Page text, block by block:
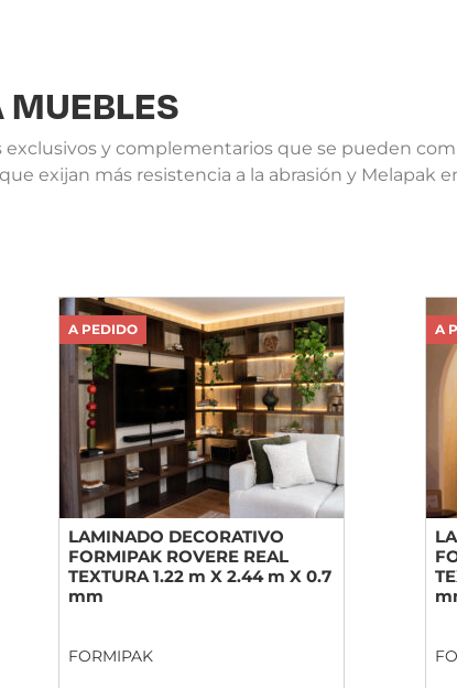
MUEBLES
y complementarios que se pueden
exijan más resistencia a la abrasión y Melapak
A PEDIDO
LAMINADO DECORATIVO
FORMIPAK ROVERE REAL
TEXTURA 1.22 m X 2.44 m X 0.7
mm
FORMIPAK
A